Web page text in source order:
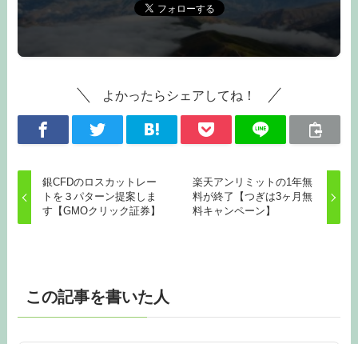
よかったらシェアしてね！
銀CFDのロスカットレー
トを３パターン提案しま
す【GMOクリック証券】
楽天アンリミットの1年無
料が終了【つぎは3ヶ月無
料キャンペーン】
この記事を書いた人